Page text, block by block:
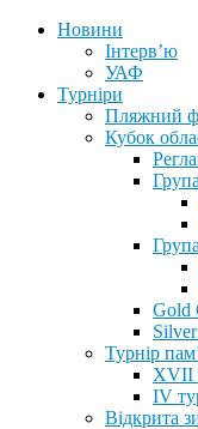
Новини
Інтерв’ю
УАФ
Турніри
Пляжний
Кубок
Gold
Турнір
XVII
IV
Відкрита